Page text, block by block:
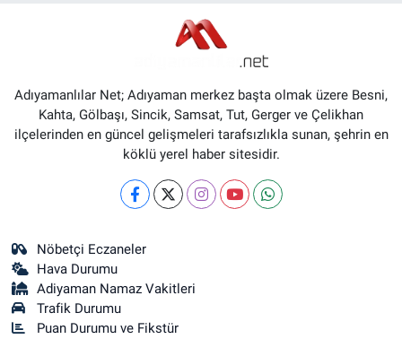
Adıyamanlılar Net; Adıyaman merkez başta olmak üzere Besni,
Kahta, Gölbaşı, Sincik, Samsat, Tut, Gerger ve Çelikhan
ilçelerinden en güncel gelişmeleri tarafsızlıkla sunan, şehrin en
köklü yerel haber sitesidir.
Nöbetçi Eczaneler
Hava Durumu
Adiyaman Namaz Vakitleri
Trafik Durumu
Puan Durumu ve Fikstür